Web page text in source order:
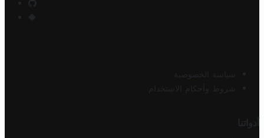
سياسة الخصوصية
شروط وأحكام الاستخدام
أدواتنا